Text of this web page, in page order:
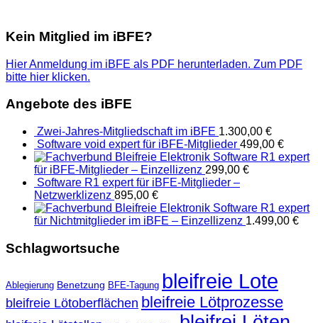
Kein Mitglied im iBFE?
Hier Anmeldung im iBFE als PDF herunterladen. Zum PDF
bitte hier klicken.
Angebote des iBFE
Zwei-Jahres-Mitgliedschaft im iBFE 1.300,00 €
Software void expert für iBFE-Mitglieder 499,00 €
Software R1 expert
für iBFE-Mitglieder – Einzellizenz 299,00 €
Software R1 expert für iBFE-Mitglieder –
Netzwerklizenz 895,00 €
Software R1 expert
für Nichtmitglieder im iBFE – Einzellizenz 1.499,00 €
Schlagwortsuche
Ablegierung Benetzung BFE-Tagung bleifreie Lote
bleifreie Lötoberflächen bleifreie Lötprozesse